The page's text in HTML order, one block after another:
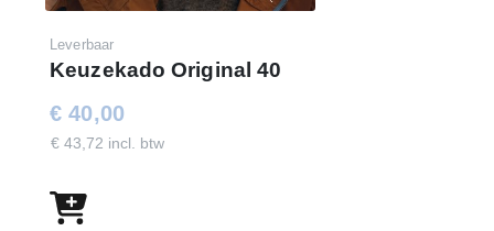
Leverbaar
Keuzekado Original 40
€ 40,00
€ 43,72 incl. btw